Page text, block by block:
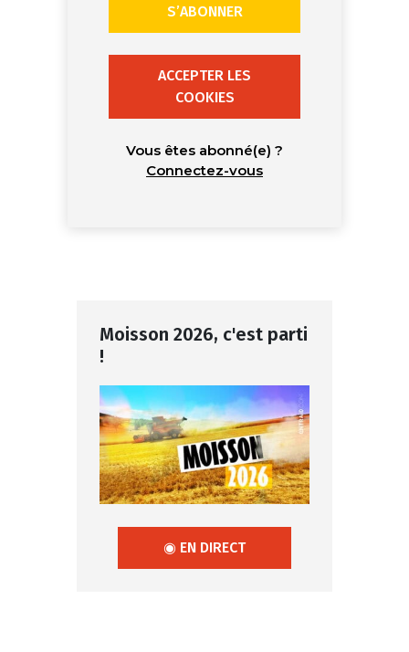
S’ABONNER
ACCEPTER LES
COOKIES
Vous êtes abonné(e) ?
Connectez-vous
Moisson 2026, c'est parti
!
◉ EN DIRECT